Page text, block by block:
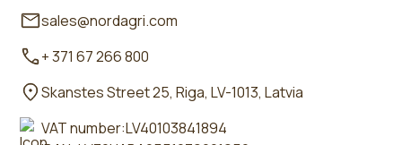
sales@nordagri.com
+ 371 67 266 800
Skanstes Street 25, Riga, LV-1013, Latvia
VAT number:LV40103841894